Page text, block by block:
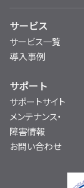
サービス
サービス一覧
導入事例
サポート
サポートサイト
メンテナンス・
障害情報
お問い合わせ